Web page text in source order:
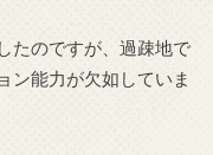
たのですが、過疎地で
ン能力が欠如していま